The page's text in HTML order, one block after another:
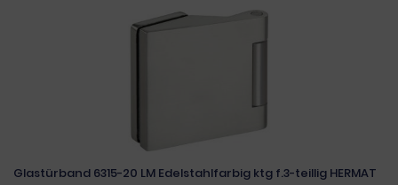
Glastürband 6315-20 LM Edelstahlfarbig ktg f.3-teillig HERMAT